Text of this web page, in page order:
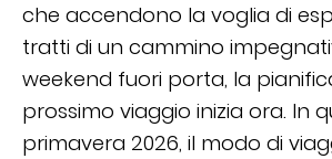
che accendono la voglia di
tratti di un cammino
weekend fuori porta, la
prossimo viaggio inizia ora. In
primavera 2026, il modo di